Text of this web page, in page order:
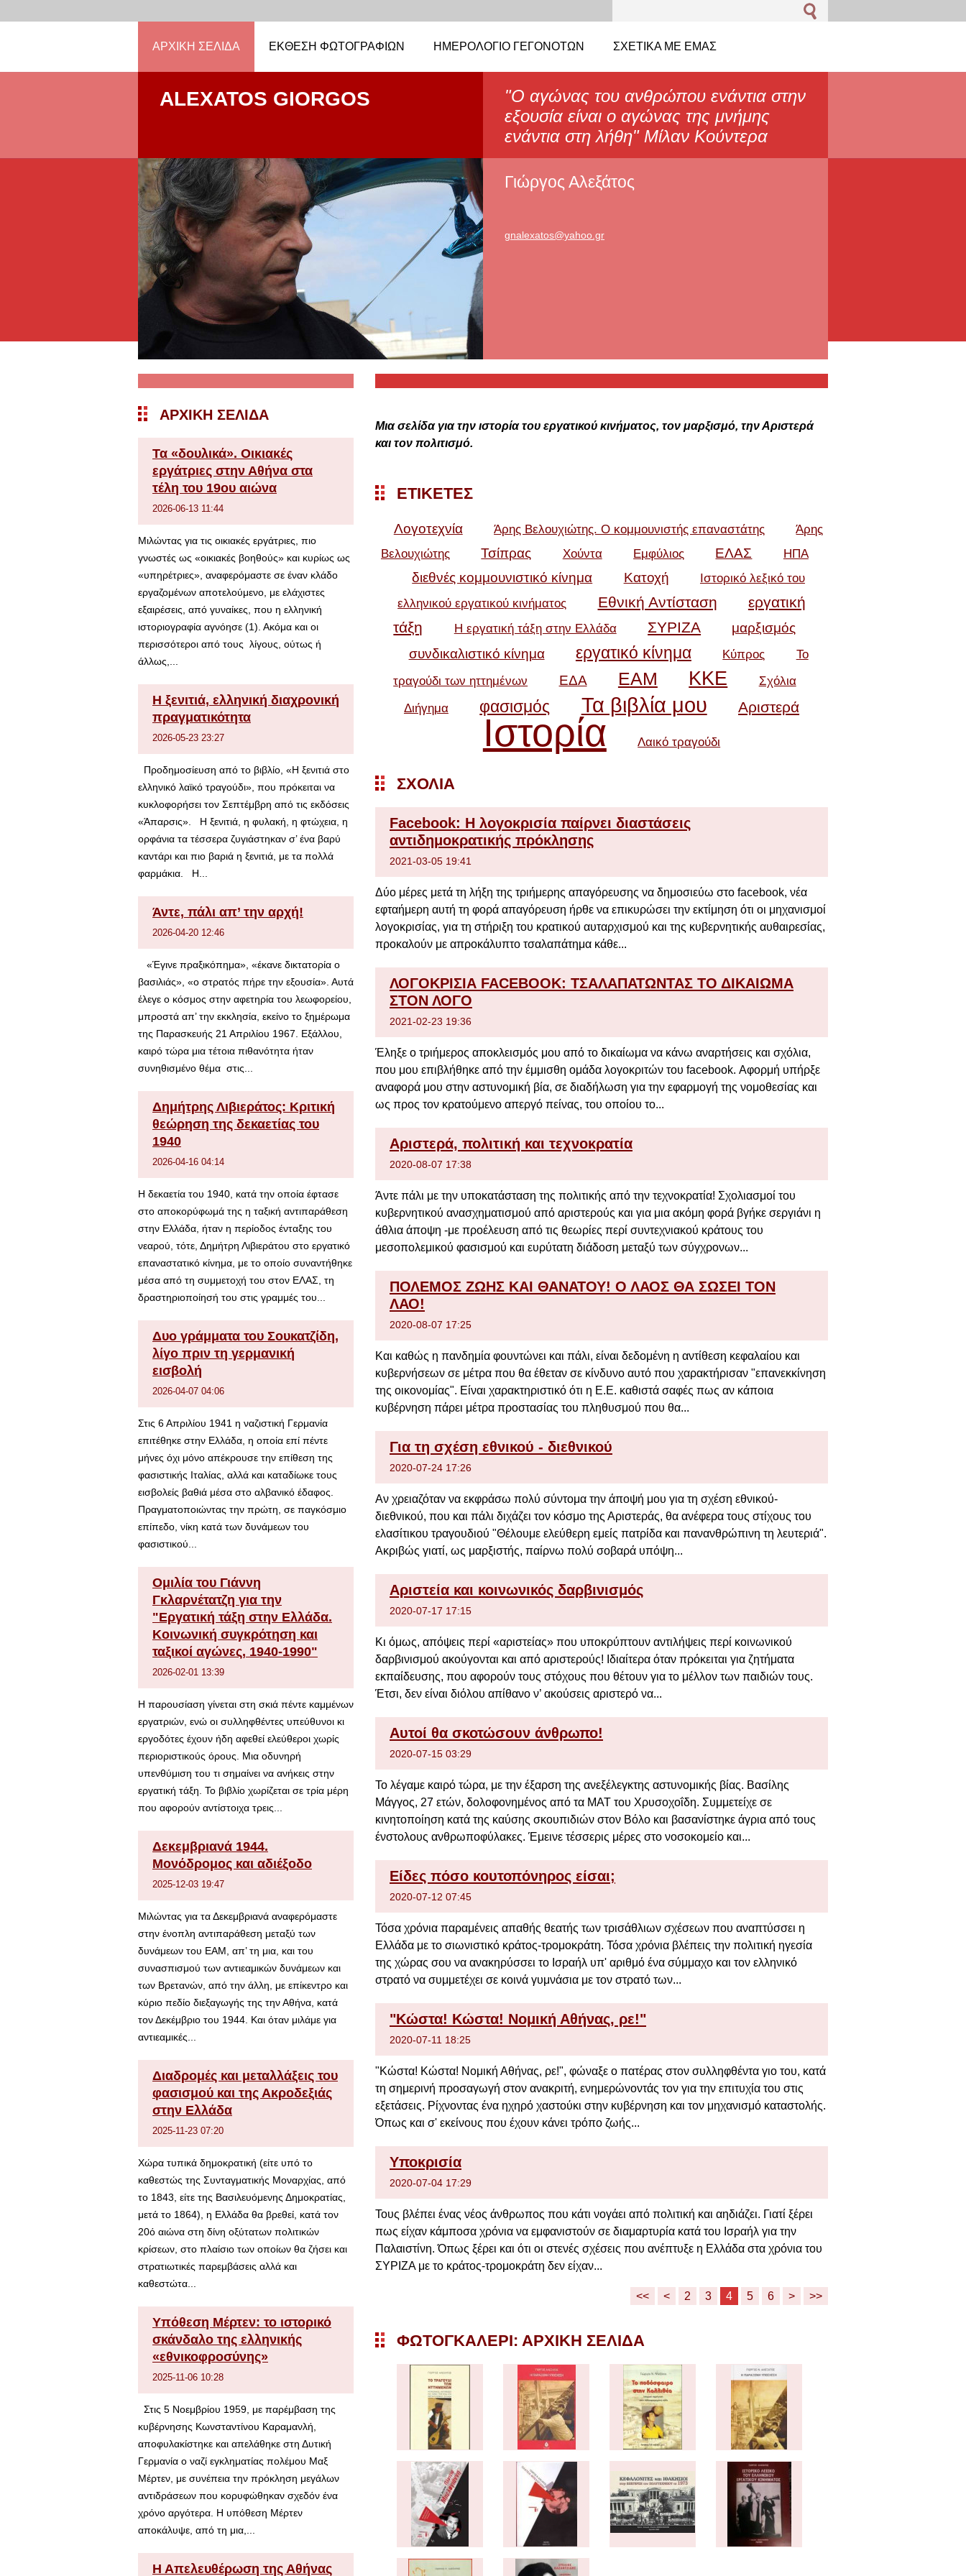
ΑΡΧΙΚΉ ΣΕΛΊΔΑ ΈΚΘΕΣΗ ΦΩΤΟΓΡΑΦΙΏΝ ΗΜΕΡΟΛΌΓΙΟ ΓΕΓΟΝΌΤΩΝ ΣΧΕΤΙΚΆ ΜΕ EΜΆΣ
ALEXATOS GIORGOS
"Ο αγώνας του ανθρώπου ενάντια στην
εξουσία είναι ο αγώνας της μνήμης
ενάντια στη λήθη" Μίλαν Κούντερα
Γιώργος Αλεξάτος
gnalexatos@yahoo .gr
ΑΡΧΙΚΉ ΣΕΛΊΔΑ
Τα «δουλικά». Οικιακές
εργάτριες στην Αθήνα στα
τέλη του 19ου αιώνα
2026-06-13 11:44
Μιλώντας για τις οικιακές εργάτριες, πιο
γνωστές ως «οικιακές βοηθούς» και κυρίως ως
«υπηρέτριες», αναφερόμαστε σε έναν κλάδο
εργαζομένων αποτελούμενο, με ελάχιστες
εξαιρέσεις, από γυναίκες, που η ελληνική
ιστοριογραφία αγνόησε (1). Ακόμα και οι
περισσότεροι από τους λίγους, ούτως ή
άλλως,...
Η ξενιτιά, ελληνική διαχρονική
πραγματικότητα
2026-05-23 23:27
Προδημοσίευση από το βιβλίο, «Η ξενιτιά στο
ελληνικό λαϊκό τραγούδι», που πρόκειται να
κυκλοφορήσει τον Σεπτέμβρη από τις εκδόσεις
«Άπαρσις». Η ξενιτιά, η φυλακή, η φτώχεια, η
ορφάνια τα τέσσερα ζυγιάστηκαν σ’ ένα βαρύ
καντάρι και πιο βαριά η ξενιτιά, με τα πολλά
φαρμάκια. Η...
Άντε, πάλι απ’ την αρχή!
2026-04-20 12:46
«Έγινε πραξικόπημα», «έκανε δικτατορία ο
βασιλιάς», «ο στρατός πήρε την εξουσία». Αυτά
έλεγε ο κόσμος στην αφετηρία του λεωφορείου,
μπροστά απ’ την εκκλησία, εκείνο το ξημέρωμα
της Παρασκευής 21 Απριλίου 1967. Εξάλλου,
καιρό τώρα μια τέτοια πιθανότητα ήταν
συνηθισμένο θέμα στις...
Δημήτρης Λιβιεράτος: Κριτική
θεώρηση της δεκαετίας του
1940
2026-04-16 04:14
Η δεκαετία του 1940, κατά την οποία έφτασε
στο αποκορύφωμά της η ταξική αντιπαράθεση
στην Ελλάδα, ήταν η περίοδος ένταξης του
νεαρού, τότε, Δημήτρη Λιβιεράτου στο εργατικό
επαναστατικό κίνημα, με το οποίο συναντήθηκε
μέσα από τη συμμετοχή του στον ΕΛΑΣ, τη
δραστηριοποίησή του στις γραμμές του...
Δυο γράμματα του Σουκατζίδη,
λίγο πριν τη γερμανική
εισβολή
2026-04-07 04:06
Στις 6 Απριλίου 1941 η ναζιστική Γερμανία
επιτέθηκε στην Ελλάδα, η οποία επί πέντε
μήνες όχι μόνο απέκρουσε την επίθεση της
φασιστικής Ιταλίας, αλλά και καταδίωκε τους
εισβολείς βαθιά μέσα στο αλβανικό έδαφος.
Πραγματοποιώντας την πρώτη, σε παγκόσμιο
επίπεδο, νίκη κατά των δυνάμεων του
φασιστικού...
Ομιλία του Γιάννη
Γκλαρνέτατζη για την
"Εργατική τάξη στην Ελλάδα.
Κοινωνική συγκρότηση και
ταξικοί αγώνες, 1940-1990"
2026-02-01 13:39
Η παρουσίαση γίνεται στη σκιά πέντε καμμένων
εργατριών, ενώ οι συλληφθέντες υπεύθυνοι κι
εργοδότες έχουν ήδη αφεθεί ελεύθεροι χωρίς
περιοριστικούς όρους. Μια οδυνηρή
υπενθύμιση του τι σημαίνει να ανήκεις στην
εργατική τάξη. Το βιβλίο χωρίζεται σε τρία μέρη
που αφορούν αντίστοιχα τρεις...
Δεκεμβριανά 1944.
Μονόδρομος και αδιέξοδο
2025-12-03 19:47
Μιλώντας για τα Δεκεμβριανά αναφερόμαστε
στην ένοπλη αντιπαράθεση μεταξύ των
δυνάμεων του ΕΑΜ, απ’ τη μια, και του
συνασπισμού των αντιεαμικών δυνάμεων και
των Βρετανών, από την άλλη, με επίκεντρο και
κύριο πεδίο διεξαγωγής της την Αθήνα, κατά
τον Δεκέμβριο του 1944. Και όταν μιλάμε για
αντιεαμικές...
Διαδρομές και μεταλλάξεις του
φασισμού και της Ακροδεξιάς
στην Ελλάδα
2025-11-23 07:20
Χώρα τυπικά δημοκρατική (είτε υπό το
καθεστώς της Συνταγματικής Μοναρχίας, από
το 1843, είτε της Βασιλευόμενης Δημοκρατίας,
μετά το 1864), η Ελλάδα θα βρεθεί, κατά τον
20ό αιώνα στη δίνη οξύτατων πολιτικών
κρίσεων, στο πλαίσιο των οποίων θα ζήσει και
στρατιωτικές παρεμβάσεις αλλά και
καθεστώτα...
Υπόθεση Μέρτεν: το ιστορικό
σκάνδαλο της ελληνικής
«εθνικοφροσύνης»
2025-11-06 10:28
Στις 5 Νοεμβρίου 1959, με παρέμβαση της
κυβέρνησης Κωνσταντίνου Καραμανλή,
αποφυλακίστηκε και απελάθηκε στη Δυτική
Γερμανία ο ναζί εγκληματίας πολέμου Μαξ
Μέρτεν, με συνέπεια την πρόκληση μεγάλων
αντιδράσεων που κορυφώθηκαν σχεδόν ένα
χρόνο αργότερα. Η υπόθεση Μέρτεν
αποκάλυψε, από τη μια,...
Η Απελευθέρωση της Αθήνας
Μια σελίδα για την ιστορία του εργατικού κινήματος, τον μαρξισμό, την Αριστερά
και τον πολιτισμό.
ΕΤΙΚΈΤΕΣ
Λογοτεχνία Άρης Βελουχιώτης. Ο κομμουνιστής επαναστάτης
Άρης
Βελουχιώτης
Τσίπρας Χούντα Εμφύλιος ΕΛΑΣ ΗΠΑ
διεθνές κομμουνιστικό κίνημα Κατοχή
Ιστορικό λεξικό του
ελληνικού εργατικού κινήματος
Εθνική Αντίσταση
εργατική
τάξη
Η εργατική τάξη στην Ελλάδα ΣΥΡΙΖΑ
μαρξισμός
συνδικαλιστικό κίνημα
εργατικό κίνημα Κύπρος
Το
τραγούδι των ηττημένων
ΕΔΑ ΕΑΜ ΚΚΕ
Σχόλια
Διήγημα
φασισμός Τα βιβλία μου Αριστερά
Ιστορία Λαικό τραγούδι
ΣΧΌΛΙΑ
Facebook: Η λογοκρισία παίρνει διαστάσεις
αντιδημοκρατικής πρόκλησης
2021-03-05 19:41
Δύο μέρες μετά τη λήξη της τριήμερης απαγόρευσης να δημοσιεύω στο facebook, νέα
εφταήμερη αυτή τη φορά απαγόρευση ήρθε να επικυρώσει την εκτίμηση ότι οι μηχανισμοί
λογοκρισίας, για τη στήριξη του κρατικού αυταρχισμού και της κυβερνητικής αυθαιρεσίας,
προκαλούν με απροκάλυπτο τσαλαπάτημα κάθε...
ΛΟΓΟΚΡΙΣΙΑ FACEBOOK: ΤΣΑΛΑΠΑΤΩΝΤΑΣ ΤΟ ΔΙΚΑΙΩΜΑ
ΣΤΟΝ ΛΟΓΟ
2021-02-23 19:36
Έληξε ο τριήμερος αποκλεισμός μου από το δικαίωμα να κάνω αναρτήσεις και σχόλια,
που μου επιβλήθηκε από την έμμισθη ομάδα λογοκριτών του facebook. Αφορμή υπήρξε
αναφορά μου στην αστυνομική βία, σε διαδήλωση για την εφαρμογή της νομοθεσίας και
ως προς τον κρατούμενο απεργό πείνας, του οποίου το...
Αριστερά, πολιτική και τεχνοκρατία
2020-08-07 17:38
Άντε πάλι με την υποκατάσταση της πολιτικής από την τεχνοκρατία! Σχολιασμοί του
κυβερνητικού ανασχηματισμού από αριστερούς και για μια ακόμη φορά βγήκε σεργιάνι η
άθλια άποψη -με προέλευση από τις θεωρίες περί συντεχνιακού κράτους του
μεσοπολεμικού φασισμού και ευρύτατη διάδοση μεταξύ των σύγχρονων...
ΠΟΛΕΜΟΣ ΖΩΗΣ ΚΑΙ ΘΑΝΑΤΟΥ! Ο ΛΑΟΣ ΘΑ ΣΩΣΕΙ ΤΟΝ
ΛΑΟ!
2020-08-07 17:25
Και καθώς η πανδημία φουντώνει και πάλι, είναι δεδομένη η αντίθεση κεφαλαίου και
κυβερνήσεων σε μέτρα που θα έθεταν σε κίνδυνο αυτό που χαρακτήρισαν "επανεκκίνηση
της οικονομίας". Είναι χαρακτηριστικό ότι η Ε.Ε. καθιστά σαφές πως αν κάποια
κυβέρνηση πάρει μέτρα προστασίας του πληθυσμού που θα...
Για τη σχέση εθνικού - διεθνικού
2020-07-24 17:26
Αν χρειαζόταν να εκφράσω πολύ σύντομα την άποψή μου για τη σχέση εθνικού-
διεθνικού, που και πάλι διχάζει τον κόσμο της Αριστεράς, θα ανέφερα τους στίχους του
ελασίτικου τραγουδιού "Θέλουμε ελεύθερη εμείς πατρίδα και πανανθρώπινη τη λευτεριά".
Ακριβώς γιατί, ως μαρξιστής, παίρνω πολύ σοβαρά υπόψη...
Αριστεία και κοινωνικός δαρβινισμός
2020-07-17 17:15
Κι όμως, απόψεις περί «αριστείας» που υποκρύπτουν αντιλήψεις περί κοινωνικού
δαρβινισμού ακούγονται και από αριστερούς! Ιδιαίτερα όταν πρόκειται για ζητήματα
εκπαίδευσης, που αφορούν τους στόχους που θέτουν για το μέλλον των παιδιών τους.
Έτσι, δεν είναι διόλου απίθανο ν’ ακούσεις αριστερό να...
Αυτοί θα σκοτώσουν άνθρωπο!
2020-07-15 03:29
Το λέγαμε καιρό τώρα, με την έξαρση της ανεξέλεγκτης αστυνομικής βίας. Βασίλης
Μάγγος, 27 ετών, δολοφονημένος από τα ΜΑΤ του Χρυσοχοΐδη. Συμμετείχε σε
κινητοποίηση κατά της καύσης σκουπιδιών στον Βόλο και βασανίστηκε άγρια από τους
ένστολους ανθρωποφύλακες. Έμεινε τέσσερις μέρες στο νοσοκομείο και...
Είδες πόσο κουτοπόνηρος είσαι;
2020-07-12 07:45
Τόσα χρόνια παραμένεις απαθής θεατής των τρισάθλιων σχέσεων που αναπτύσσει η
Ελλάδα με το σιωνιστικό κράτος-τρομοκράτη. Τόσα χρόνια βλέπεις την πολιτική ηγεσία
της χώρας σου να ανακηρύσσει το Ισραήλ υπ' αριθμό ένα σύμμαχο και τον ελληνικό
στρατό να συμμετέχει σε κοινά γυμνάσια με τον στρατό των...
"Κώστα! Κώστα! Νομική Αθήνας, ρε!"
2020-07-11 18:25
"Κώστα! Κώστα! Νομική Αθήνας, ρε!", φώναξε ο πατέρας στον συλληφθέντα γιο του, κατά
τη σημερινή προσαγωγή στον ανακριτή, ενημερώνοντάς τον για την επιτυχία του στις
εξετάσεις. Ρίχνοντας ένα ηχηρό χαστούκι στην κυβέρνηση και τον μηχανισμό καταστολής.
Όπως και σ' εκείνους που έχουν κάνει τρόπο ζωής...
Υποκρισία
2020-07-04 17:29
Τους βλέπει ένας νέος άνθρωπος που κάτι νογάει από πολιτική και αηδιάζει. Γιατί ξέρει
πως είχαν κάμποσα χρόνια να εμφανιστούν σε διαμαρτυρία κατά του Ισραήλ για την
Παλαιστίνη. Όπως ξέρει και ότι οι στενές σχέσεις που ανέπτυξε η Ελλάδα στα χρόνια του
ΣΥΡΙΖΑ με το κράτος-τρομοκράτη δεν είχαν...
<< < 2 3 4 5 6 > >>
ΦΩΤΟΓΚΑΛΕΡΊ: ΑΡΧΙΚΉ ΣΕΛΊΔΑ